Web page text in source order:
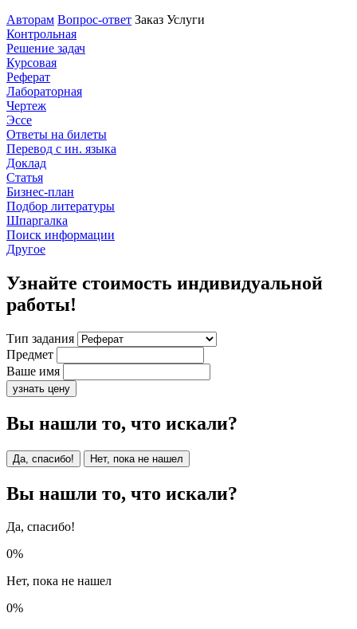
Авторам Вопрос-ответ Заказ Услуги
Контрольная
Решение задач
Курсовая
Реферат
Лабораторная
Чертеж
Эссе
Ответы на билеты
Перевод с ин. языка
Доклад
Статья
Бизнес-план
Подбор литературы
Шпаргалка
Поиск информации
Другое
Узнайте стоимость индивидуальной
работы!
Тип задания
Предмет
Ваше имя
узнать цену
Вы нашли то, что искали?
Да, спасибо! Нет, пока не нашел
Вы нашли то, что искали?
Да, спасибо!
0%
Нет, пока не нашел
0%